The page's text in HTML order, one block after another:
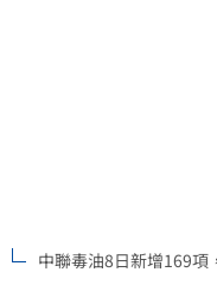
中聯毒油8日新增169項